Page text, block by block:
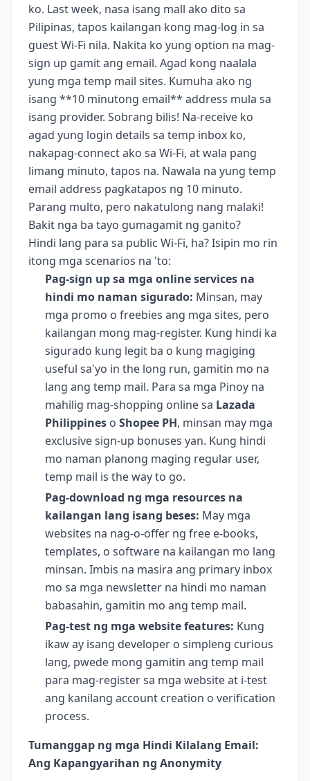
ko. Last week, nasa isang mall ako dito sa
Pilipinas, tapos kailangan kong mag-log in sa
guest Wi-Fi nila. Nakita ko yung option na mag-
sign up gamit ang email. Agad kong naalala
yung mga temp mail sites. Kumuha ako ng
isang **10 minutong email** address mula sa
isang provider. Sobrang bilis! Na-receive ko
agad yung login details sa temp inbox ko,
nakapag-connect ako sa Wi-Fi, at wala pang
limang minuto, tapos na. Nawala na yung temp
email address pagkatapos ng 10 minuto.
Parang multo, pero nakatulong nang malaki!
Bakit nga ba tayo gumagamit ng ganito?
Hindi lang para sa public Wi-Fi, ha? Isipin mo rin
itong mga scenarios na 'to:
Pag-sign up sa mga online services na
hindi mo naman sigurado: Minsan, may
mga promo o freebies ang mga sites, pero
kailangan mong mag-register. Kung hindi ka
sigurado kung legit ba o kung magiging
useful sa'yo in the long run, gamitin mo na
lang ang temp mail. Para sa mga Pinoy na
mahilig mag-shopping online sa Lazada
Philippines o Shopee PH, minsan may mga
exclusive sign-up bonuses yan. Kung hindi
mo naman planong maging regular user,
temp mail is the way to go.
Pag-download ng mga resources na
kailangan lang isang beses: May mga
websites na nag-o-offer ng free e-books,
templates, o software na kailangan mo lang
minsan. Imbis na masira ang primary inbox
mo sa mga newsletter na hindi mo naman
babasahin, gamitin mo ang temp mail.
Pag-test ng mga website features: Kung
ikaw ay isang developer o simpleng curious
lang, pwede mong gamitin ang temp mail
para mag-register sa mga website at i-test
ang kanilang account creation o verification
process.
Tumanggap ng mga Hindi Kilalang Email:
Ang Kapangyarihan ng Anonymity